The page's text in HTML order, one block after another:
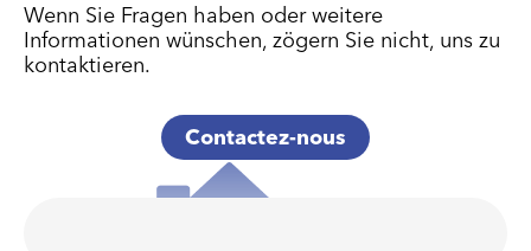
Wenn Sie Fragen haben oder weitere
Informationen wünschen, zögern Sie nicht, uns zu
kontaktieren.
Contactez-nous